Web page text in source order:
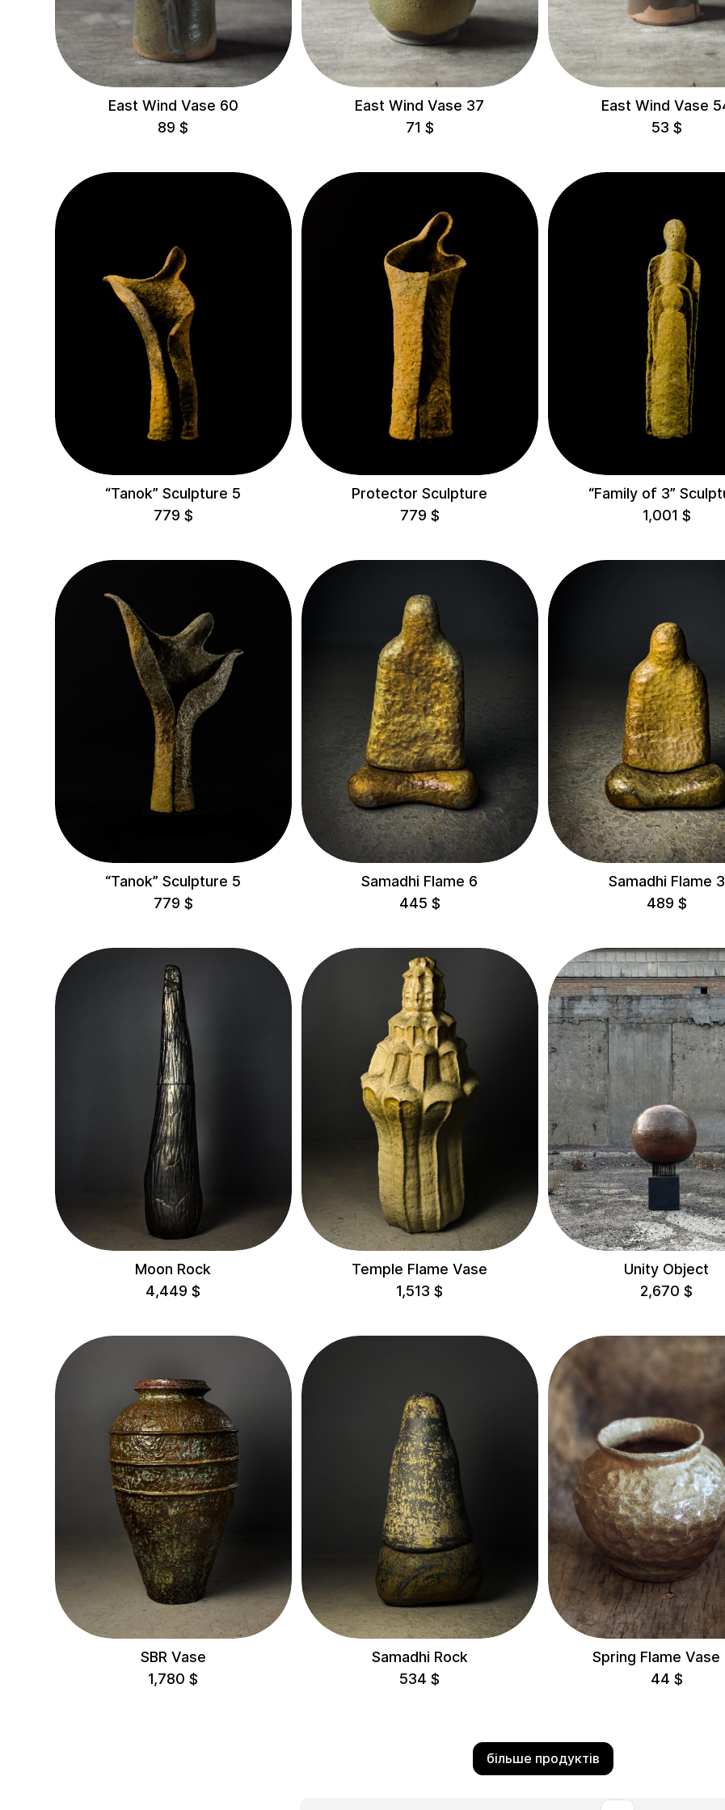
$5,000 – $10,000
Chairs
COLLECTIONS
Східний Вітер
Флора
Маківки
Сталагміти
Врітті
Avangarden Art
Mlyn Design Hub
Ukrainian Design
Week Embassy
< 10 cm
30-60 cm
60-100 cm
100-200 cm
> 200 cm
East Wind Vase 60
89$
East Wind Vase 37
71 $
East Wind Vase
53 $
“Tanok” Sculpture 5
779 $
Protector Sculpture
779 $
“Family of 3”
1,001 $
“Tanok” Sculpture 5
779 $
Samadhi Flame 6
445 $
Samadhi Flame 3
489 $
Moon Rock
4,449$
Temple Flame Vase
1,513$
Unity Object
2,670$
SBR Vase
1,780$
Samadhi Rock
534$
Spring Flame Vase
44 $
більше продуктів
Delivery